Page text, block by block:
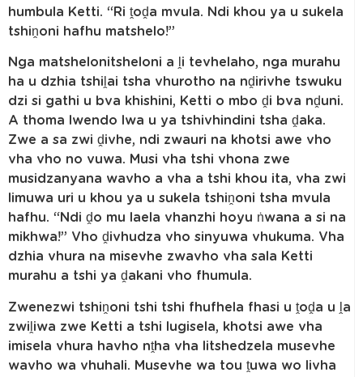
humbula Ketti. “Ri ṱoḓa mvula. Ndi khou ya u sukela
tshiṋoni hafhu matshelo!”
Nga matshelonitsheloni a ḽi tevhelaho, nga murahu
ha u dzhia tshiḽai tsha vhurotho na nḓirivhe tswuku
dzi si gathi u bva khishini, Ketti o mbo ḓi bva nḓuni.
A thoma lwendo lwa u ya tshivhindini tsha ḓaka.
Zwe a sa zwi ḓivhe, ndi zwauri na khotsi awe vho
vha vho no vuwa. Musi vha tshi vhona zwe
musidzanyana wavho a vha a tshi khou ita, vha zwi
limuwa uri u khou ya u sukela tshiṋoni tsha mvula
hafhu. “Ndi ḓo mu laela vhanzhi hoyu ṅwana a si na
mikhwa!” Vho ḓivhudza vho sinyuwa vhukuma. Vha
dzhia vhura na misevhe zwavho vha sala Ketti
murahu a tshi ya ḓakani vho fhumula.
Zwenezwi tshiṋoni tshi tshi fhufhela fhasi u ṱoḓa u ḽa
zwiḽiwa zwe Ketti a tshi lugisela, khotsi awe vha
imisela vhura havho nṱha vha litshedzela musevhe
wavho wa vhuhali. Musevhe wa tou ṱuwa wo livha